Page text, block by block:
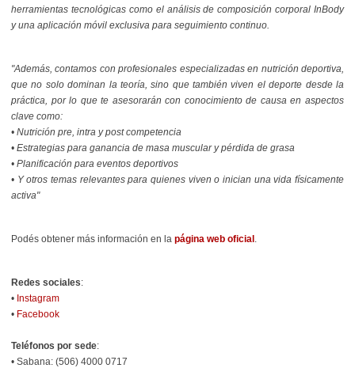
herramientas tecnológicas como el análisis de composición corporal InBody
y una aplicación móvil exclusiva para seguimiento continuo.
"Además, contamos con profesionales especializadas en nutrición deportiva,
que no solo dominan la teoría, sino que también viven el deporte desde la
práctica, por lo que te asesorarán con conocimiento de causa en aspectos
clave como:
• Nutrición pre, intra y post competencia
• Estrategias para ganancia de masa muscular y pérdida de grasa
• Planificación para eventos deportivos
• Y otros temas relevantes para quienes viven o inician una vida físicamente
activa"
Podés obtener más información en la página web oficial
Redes sociales:
• Instagram
• Facebook
Teléfonos por sede:
• Sabana: (506) 4000 0717